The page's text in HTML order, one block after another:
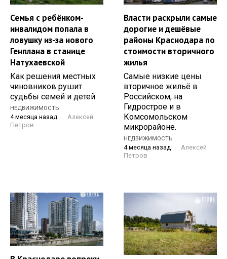
Семья с ребёнком-
инвалидом попала в
ловушку из-за нового
Генплана в станице
Натухаевской
Как решения местных
чиновников рушит
судьбы семей и детей.
НЕДВИЖИМОСТЬ
4 месяца назад
Алексей
Петров
Власти раскрыли самые
дорогие и дешёвые
районы Краснодара по
стоимости вторичного
жилья
Самые низкие цены
вторичное жильё в
Российском, на
Гидрострое и в
Комсомольском
микрорайоне.
НЕДВИЖИМОСТЬ
4 месяца назад
Алексей
Петров